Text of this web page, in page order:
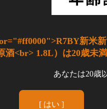
新米
酒<br> 1.8L）は20歳未
あなたは20歳
[ はい ]